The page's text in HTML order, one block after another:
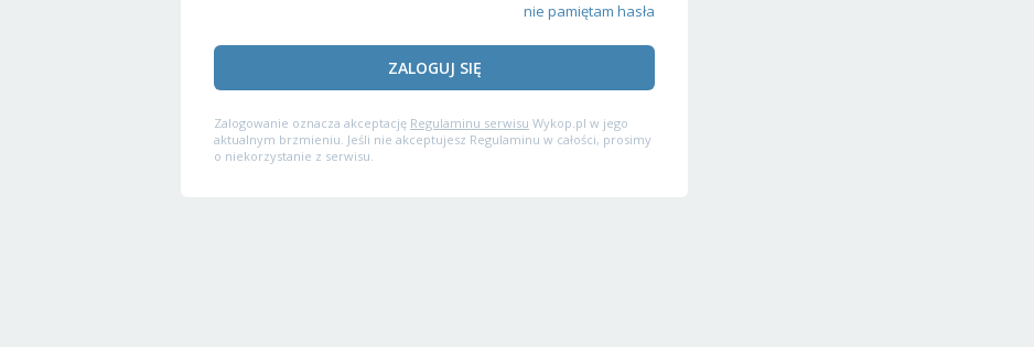
nie pamiętam hasła
ZALOGUJ SIĘ
Zalogowanie oznacza akceptację Regulaminu serwisu Wykop.pl w jego
aktualnym brzmieniu. Jeśli nie akceptujesz Regulaminu w całości, prosimy
o niekorzystanie z serwisu.